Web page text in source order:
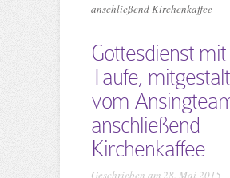
anschließend Kirchenkaffee
Gottesdienst mit
Taufe,
vom
anschließend
Kirchenkaffee
Geschrieben am 28. Mai 2015